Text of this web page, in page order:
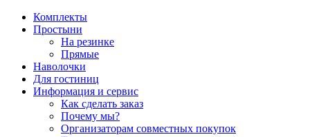
Перейти
содержимому
Комплекты
Простыни
На резинке
Прямые
Наволочки
Для гостиниц
Информация и сервис
Как сделать заказ
Почему мы?
Организаторам совместных покупок